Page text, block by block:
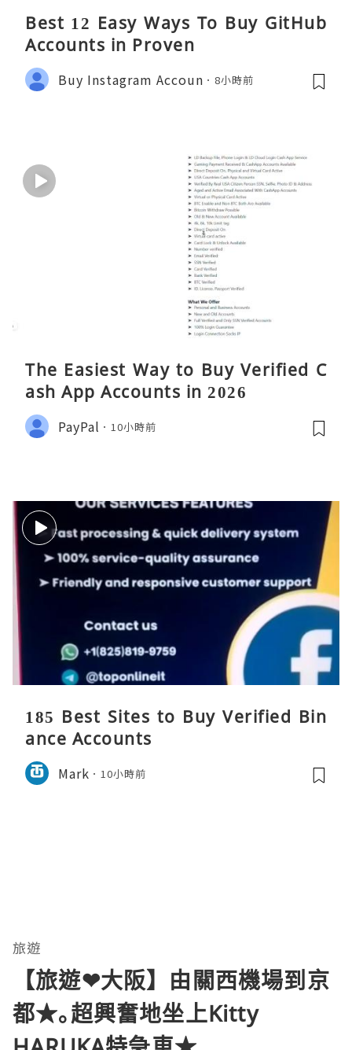
Best 12 Easy Ways To Buy GitHub
Accounts in Proven
Buy Instagram Accoun 8小時前
The Easiest Way to Buy Verified C
ash App Accounts in 2026
PayPal 10小時前
185 Best Sites to Buy Verified Bin
ance Accounts
Mark 10小時前
旅遊
【旅遊❤大阪】由關西機場到京
都★｡超興奮地坐上Kitty